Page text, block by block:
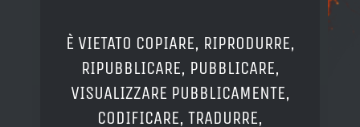
È VIETATO COPIARE, RIPRODURRE,
RIPUBBLICARE, PUBBLICARE,
VISUALIZZARE PUBBLICAMENTE,
CODIFICARE, TRADURRE,